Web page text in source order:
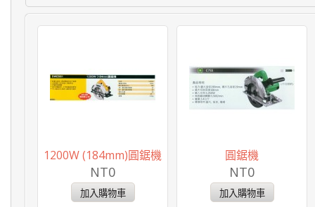
1200W (184mm)圓鋸機
NT0
圓鋸機
NT0